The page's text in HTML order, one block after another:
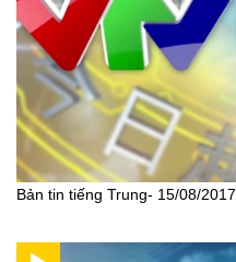
Bản tin tiếng Trung- 15/08/2017